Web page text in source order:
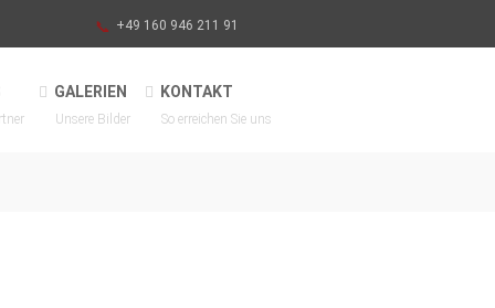
+49 160 946 211 91
GALERIEN
Unsere Bilder
KONTAKT
So erreichen Sie uns